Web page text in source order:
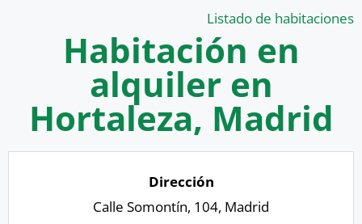
Listado de habitaciones
Habitación en
alquiler en
Hortaleza, Madrid
Calle Somontín, 104, Madrid